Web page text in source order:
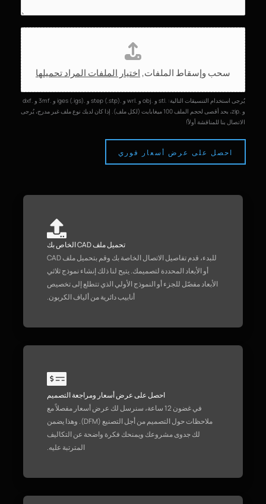
تحميل ملف CAD الخاص بك
للبدء، قدم تفاصيل الاتصال الخاصة بك وقم بتحميل ملف CAD
أو الأبعاد المحددة لتصميمك. يتيح لنا ذلك إنشاء نموذج ثلاثي
الأبعاد مفصّل للجزء أو النموذج الأولي الذي تتطلع إلى تخصيص
أنابيب دائرية من ألياف الكربون.
احصل على عرض أسعار ومراجعة التصميم
في غضون 12 ساعة، سنرسل لك عرض أسعار مفصلاً مع
ملاحظات حول التصميم من أجل التصنيع (DFM). وهذا يضمن
لك جدوى مشروعك ويمنحك فكرة واضحة عن التكاليف
المترتبة عليه.
ت
ح
م
ي
ل
ا
ل
م
ل
ا
سحب وإسقاط الملفات, اختيار الملفات المراد تحميلها
يُرجى استخدام التنسيقات التالية: .stl و .obj و .wrl و .step (.stp) و .iges (.igs) و .3mf و .dxf
و .zip، بحد أقصى لحجم الملف 100 ميغابايت (لكل ملف). إذا كان لديك نوع ملف غير مدرج، يُرجى
الاتصال بنا للمناقشة أولاً!
احصل على عرض أسعار فوري